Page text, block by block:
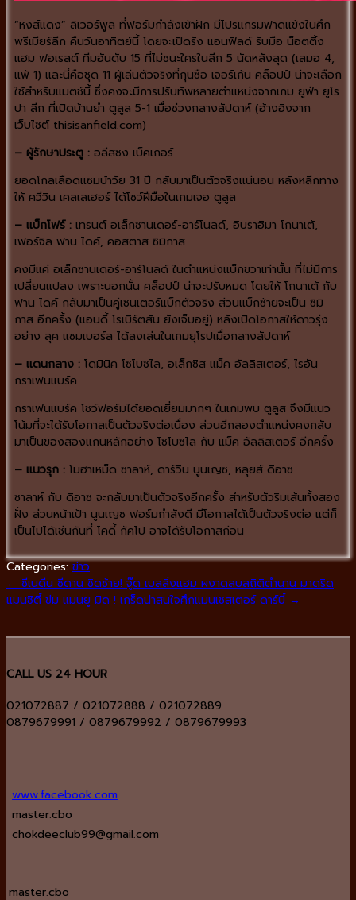
“หงส์แดง” ลิเวอร์พูล ที่ฟอร์มกำลังเข้าฝัก มีโปรแกรมฟาดแข้งในศึก
พรีเมียร์ลีก คืนวันอาทิตย์นี้ โดยจะเปิดรัง แอนฟิลด์ รับมือ น็อตติ้ง
แฮม ฟอเรสต์ ทีมอันดับ 15 ที่ไม่ชนะใครในลีก 5 นัดหลังสุด (เสมอ 4,
แพ้ 1) และนี่คือชุด 11 ผู้เล่นตัวจริงที่กุนซือ เจอร์เก้น คล็อปป์ น่าจะเลือก
ใช้สำหรับแมตช์นี้ ซึ่งคงจะมีการปรับทัพหลายตำแหน่งจากเกม ยูฟ่า ยูโร
ปา ลีก ที่เปิดบ้านยำ ตูลูส 5-1 เมื่อช่วงกลางสัปดาห์ (อ้างอิงจาก
เว็บไซต์ thisisanfield.com)
– ผู้รักษาประตู : อลีสซง เบ็คเกอร์
ยอดโกลเลือดแซมบ้าวัย 31 ปี กลับมาเป็นตัวจริงแน่นอน หลังหลีกทาง
ให้ ควีวิน เคลเลเฮอร์ ได้โชว์ฝีมือในเกมเจอ ตูลูส
– แบ็กโฟร์ : เทรนต์ อเล็กซานเดอร์-อาร์โนลด์, อิบราฮิมา โกนาเต้,
เฟอร์จิล ฟาน ไดค์, คอสตาส ซิมิกาส
คงมีแค่ อเล็กซานเดอร์-อาร์โนลด์ ในตำแหน่งแบ็กขวาเท่านั้น ที่ไม่มีการ
เปลี่ยนแปลง เพราะนอกนั้น คล็อปป์ น่าจะปรับหมด โดยให้ โกนาเต้ กับ
ฟาน ไดค์ กลับมาเป็นคู่เซนเตอร์แบ็กตัวจริง ส่วนแบ็กซ้ายจะเป็น ซิมิ
กาส อีกครั้ง (แอนดี้ โรเบิร์ตสัน ยังเจ็บอยู่) หลังเปิดโอกาสให้ดาวรุ่ง
อย่าง ลุค แชมเบอร์ส ได้ลงเล่นในเกมยุโรปเมื่อกลางสัปดาห์
– แดนกลาง : โดมินิค โซโบซไล, อเล็กซิส แม็ค อัลลิสเตอร์, ไรอัน
กราเฟนแบร์ค
กราเฟนแบร์ค โชว์ฟอร์มได้ยอดเยี่ยมมากๆ ในเกมพบ ตูลูส จึงมีแนว
โน้มที่จะได้รับโอกาสเป็นตัวจริงต่อเนื่อง ส่วนอีกสองตำแหน่งคงกลับ
มาเป็นของสองแกนหลักอย่าง โซโบซไล กับ แม็ค อัลลิสเตอร์ อีกครั้ง
– แนวรุก : โมฮาเหม็ด ซาลาห์, ดาร์วิน นูนเญซ, หลุยส์ ดิอาซ
ซาลาห์ กับ ดิอาซ จะกลับมาเป็นตัวจริงอีกครั้ง สำหรับตัวริมเส้นทั้งสอง
ฝั่ง ส่วนหน้าเป้า นูนเญซ ฟอร์มกำลังดี มีโอกาสได้เป็นตัวจริงต่อ แต่ก็
เป็นไปได้เช่นกันที่ โคดี้ กัคโป อาจได้รับโอกาสก่อน
Categories:ข่าว
←ซีเนดีน ซีดาน ชิดซ้าย! จู๊ด เบลลิ่งแฮม ผงาดลบสถิติตำนาน มาดริด
แมนซิตี้ ข่ม แมนยู มิด ! เกร็ดน่าสนใจศึกแมนเชสเตอร์ ดาร์บี้→
CALL US 24 HOUR
021072887 / 021072888 / 021072889
0879679991 / 0879679992 / 0879679993
www.facebook.com
master.cbo
chokdeeclub99@gmail.com
master.cbo